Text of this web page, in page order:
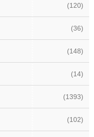
(120)
(36)
(148)
(14)
(1393)
(102)